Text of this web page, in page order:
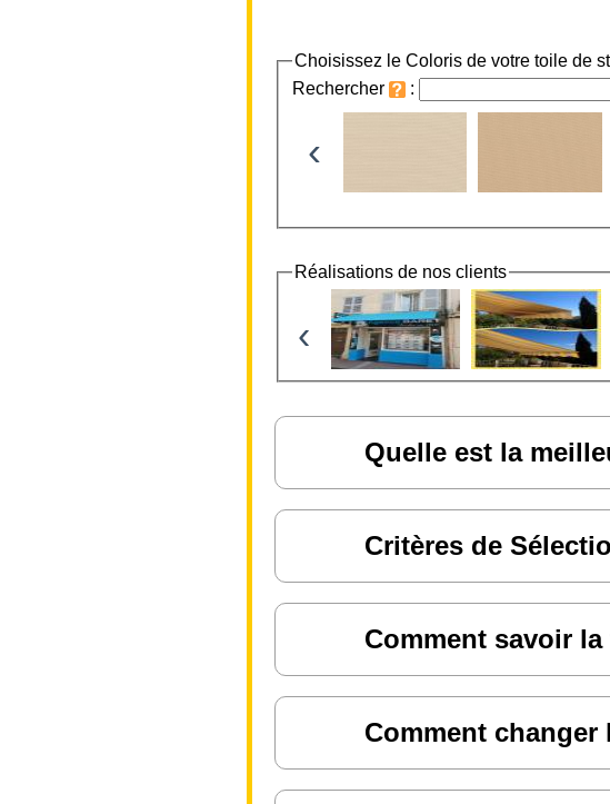
Choisissez le Coloris de votre toile de
Rechercher
:
‹
Réalisations de nos clients
‹
Quelle est la
Critères de
Comment savoir
Comment